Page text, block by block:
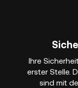
Ihre
erster Stelle.
sind mit